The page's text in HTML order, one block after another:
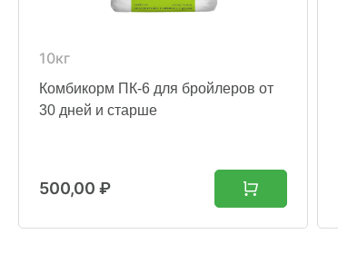
10кг
Комбикорм ПК-6 для бройлеров от
30 дней и старше
500,00 ₽